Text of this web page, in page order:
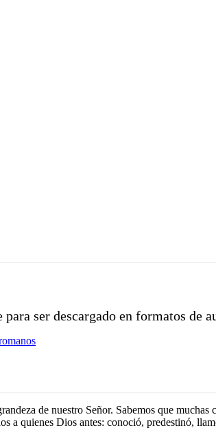
ser descargado en formatos de
de nuestro Señor. Sabemos que
a quienes Dios antes: conoció, predestinó,